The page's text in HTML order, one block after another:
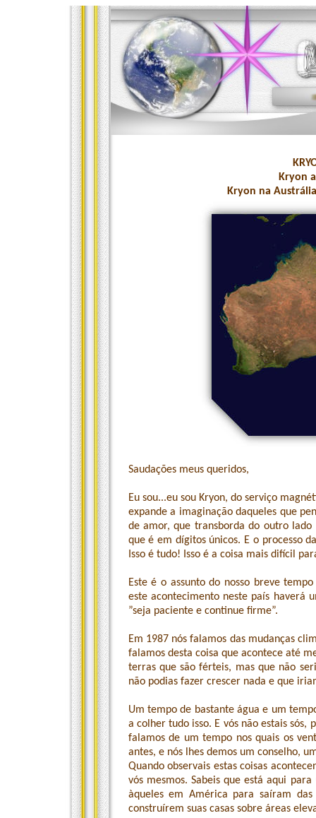
Kryon
Kryon na
Saudações meus queridos,
Eu sou...eu sou Kryon, do serviço
expande a imaginação daqueles que
de amor, que transborda do outro
que é em dígitos únicos. E o processo
Isso é tudo! Isso é a coisa mais difícil
Este é o assunto do nosso breve
este acontecimento neste país haverá
”seja paciente e continue firme”.
Em 1987 nós falamos das mudanças
falamos desta coisa que acontece até
terras que são férteis, mas que não
não podias fazer crescer nada e que
Um tempo de bastante água e um
a colher tudo isso. E vós não estais sós,
falamos de um tempo nos quais os
antes, e nós lhes demos um conselho,
Quando observais estas coisas
vós mesmos. Sabeis que está aqui
àqueles em América para saíram
construírem suas casas sobre áreas